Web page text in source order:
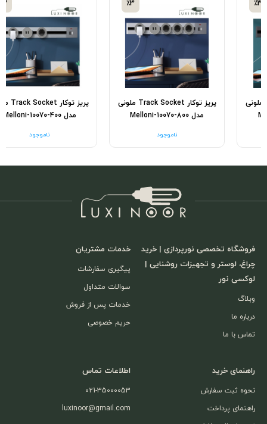
پریز توکار Track Socket ملونی
پریز توکار Track Socket ملونی
فروشگاه تخصصی نورپردازی | خرید
چراغ، لوستر و تجهیزات روشنایی |
لوکسی نور
وبلاگ
درباره ما
تماس با ما
خدمات مشتریان
پیگیری سفارشات
سوالات متداول
خدمات پس از فروش
حریم خصوصی
راهنمای خرید
نحوه ثبت سفارش
راهنمای پرداخت
اطلاعات تماس
021-35000053
luxinoor@gmail.com